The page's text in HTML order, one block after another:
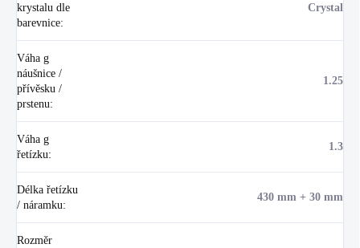
krystalu dle
barevnice:
Crystal
Váha g
náušnice /
přívěsku /
prstenu:
1.25
Váha g
řetízku:
1.3
Délka řetízku
/ náramku:
430 mm + 30 mm
Rozměr